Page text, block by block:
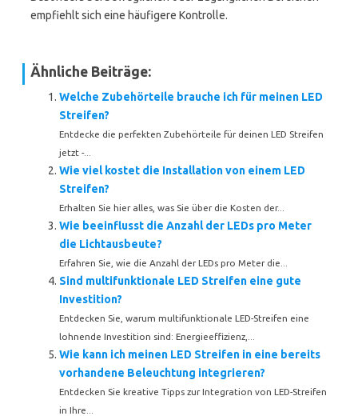
empfiehlt sich eine häufigere Kontrolle.
Ähnliche Beiträge:
Welche Zubehörteile brauche ich für meinen LED
Streifen?
Entdecke die perfekten Zubehörteile für deinen LED Streifen
jetzt -...
Wie viel kostet die Installation von einem LED
Streifen?
Erhalten Sie hier alles, was Sie über die Kosten der...
Wie beeinflusst die Anzahl der LEDs pro Meter
die Lichtausbeute?
Erfahren Sie, wie die Anzahl der LEDs pro Meter die...
Sind multifunktionale LED Streifen eine gute
Investition?
Entdecken Sie, warum multifunktionale LED-Streifen eine
lohnende Investition sind: Energieeffizienz,...
Wie kann ich meinen LED Streifen in eine bereits
vorhandene Beleuchtung integrieren?
Entdecken Sie kreative Tipps zur Integration von LED-Streifen
in Ihre...